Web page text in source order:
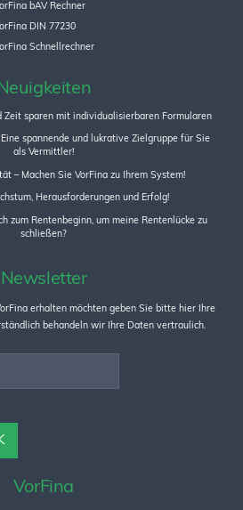
bAV Rechner
DIN 77230
Schnellrechner
Neuigkeiten
Zeit sparen mit individualisierbaren Formularen
spannende und lukrative Zielgruppe für Sie
als Vermittler!
– Machen Sie VorFina zu Ihrem System!
Herausforderungen und Erfolg!
zum Rentenbeginn, um meine Rentenlücke zu
schließen?
Newsletter
erhalten möchten geben Sie bitte hier Ihre
behandeln wir Ihre Daten vertraulich.
VorFina